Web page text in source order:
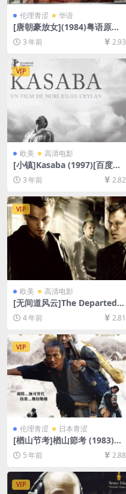
伦理青涩 华语
[唐朝豪放女](1984)粤语原声
&国语配音[百度网盘+迅雷云
盘资源1080P超清未删减][MP
4/5.6GB][中文字幕]
3 年前 2.93
VIP
欧美 高清电影
[小镇]Kasaba (1997)[百度网
盘+夸克网盘1080P超清资源]
[网盘在线播放/下载][MP4/5.
3GB][中文字幕]
3 年前 2.82
VIP
欧美 高清电影
[无间道风云]The Departed
(2006)[百度网盘+迅雷云盘资
源1080P超清未删减][MP4/9
4 年前 2.81
VIP
伦理青涩 日本青涩
[楢山节考]楢山節考 (1983)完
整版[百度网盘+迅雷云盘资源
1080P超清未删减][MP4/7.4G
B][日语中字]【视频文件+防和
谐压缩包（含解压密码）】
5 年前 2.88
VIP